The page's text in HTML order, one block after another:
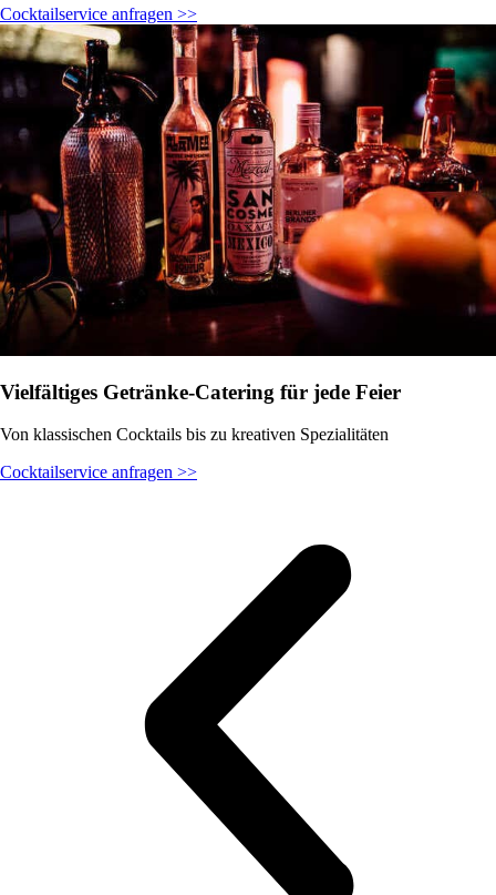
Cocktailservice anfragen >>
Vielfältiges Getränke-Catering für jede Feier
Von klassischen Cocktails bis zu kreativen Spezialitäten
Cocktailservice anfragen >>